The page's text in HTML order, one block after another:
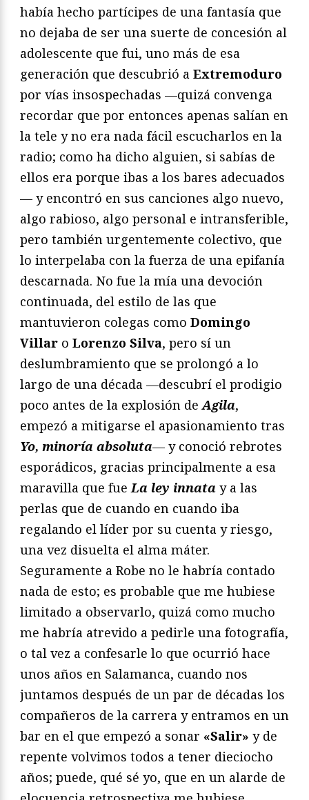
había hecho partícipes de una fantasía que
no dejaba de ser una suerte de concesión al
adolescente que fui, uno más de esa
generación que descubrió a Extremoduro
por vías insospechadas —quizá convenga
recordar que por entonces apenas salían en
la tele y no era nada fácil escucharlos en la
radio; como ha dicho alguien, si sabías de
ellos era porque ibas a los bares adecuados
— y encontró en sus canciones algo nuevo,
algo rabioso, algo personal e intransferible,
pero también urgentemente colectivo, que
lo interpelaba con la fuerza de una epifanía
descarnada. No fue la mía una devoción
continuada, del estilo de las que
mantuvieron colegas como Domingo
Villar o Lorenzo Silva, pero sí un
deslumbramiento que se prolongó a lo
largo de una década —descubrí el prodigio
poco antes de la explosión deAgila,
empezó a mitigarse el apasionamiento tras
Yo, minoría absoluta— y conoció rebrotes
esporádicos, gracias principalmente a esa
maravilla que fue La ley innata y a las
perlas que de cuando en cuando iba
regalando el líder por su cuenta y riesgo,
una vez disuelta el alma máter.
Seguramente a Robe no le habría contado
nada de esto; es probable que me hubiese
limitado a observarlo, quizá como mucho
me habría atrevido a pedirle una fotografía,
o tal vez a confesarle lo que ocurrió hace
unos años en Salamanca, cuando nos
juntamos después de un par de décadas los
compañeros de la carrera y entramos en un
bar en el que empezó a sonar «Salir» y de
repente volvimos todos a tener dieciocho
años; puede, qué sé yo, que en un alarde de